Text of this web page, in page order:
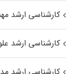
کارشناسی ارشد
کارشناسی ارشد